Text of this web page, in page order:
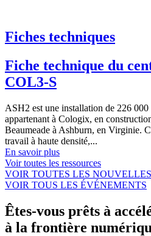
Fiches techniques
Fiche technique du
COL3-S
ASH2 est une installation de 226 000
appartenant à Cologix, en
Beaumeade à Ashburn, en Virginie.
travail à haute densité,...
En savoir plus
Voir toutes les ressources
VOIR TOUTES LES NOUVELLES
VOIR TOUS LES ÉVÉNEMENTS
Êtes-vous prêts à
à la frontière